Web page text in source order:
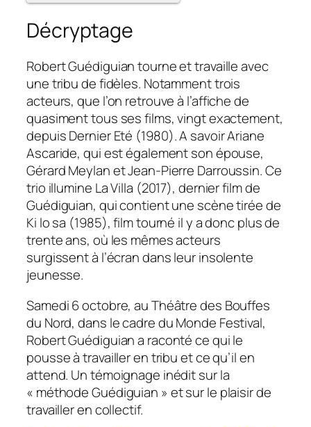
Décryptage
Robert Guédiguian tourne et travaille avec
une tribu de fidèles. Notamment trois
acteurs, que l’on retrouve à l’affiche de
quasiment tous ses films, vingt exactement,
depuisDernier Eté (1980). A savoir Ariane
Ascaride, qui est également son épouse,
Gérard Meylan et Jean-Pierre Darroussin. Ce
trio illumine La Villa (2017), dernier film de
Guédiguian, qui contient une scène tirée de
Ki lo sa (1985), film tourné il y a donc plus de
trente ans, où les mêmes acteurs
surgissent à l’écran dans leur insolente
jeunesse.
Samedi 6 octobre, au Théâtre des Bouffes
du Nord, dans le cadre du Monde Festival,
Robert Guédiguian a raconté ce qui le
pousse à travailler en tribu et ce qu’il en
attend. Un témoignage inédit sur la
« méthode Guédiguian » et sur le plaisir de
travailler en collectif.